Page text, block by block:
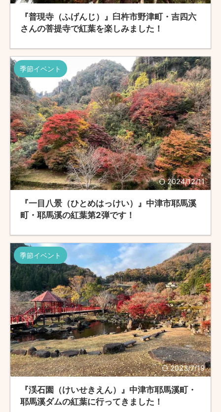
『普現寺（ふげんじ）』臼杵市野津町・吉四六
さんの菩提寺で紅葉を楽しみました！
2024/12/11
季節イベント
『一目八景（ひとめはっけい）』中津市耶馬溪
町・耶馬溪の紅葉第2弾です！
2023/7/19
季節イベント
『渓石園（けいせきえん）』中津市耶馬溪町・
耶馬溪ダムの紅葉に行ってきました！